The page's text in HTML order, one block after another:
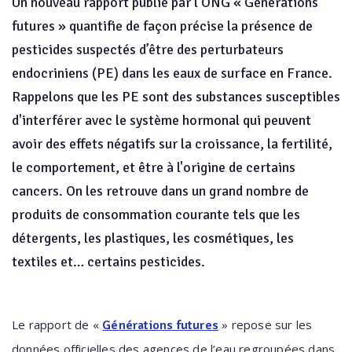
futures » quantifie de façon précise la présence de
pesticides suspectés d’être des perturbateurs
endocriniens (PE) dans les eaux de surface en France.
Rappelons que les PE sont des substances susceptibles
d'interférer avec le système hormonal qui peuvent
avoir des effets négatifs sur la croissance, la fertilité,
le comportement, et être à l'origine de certains
cancers. On les retrouve dans un grand nombre de
produits de consommation courante tels que les
détergents, les plastiques, les cosmétiques, les
textiles et… certains pesticides.
Le rapport de « Générations futures » repose sur les
données officielles des agences de l’eau regroupées dans